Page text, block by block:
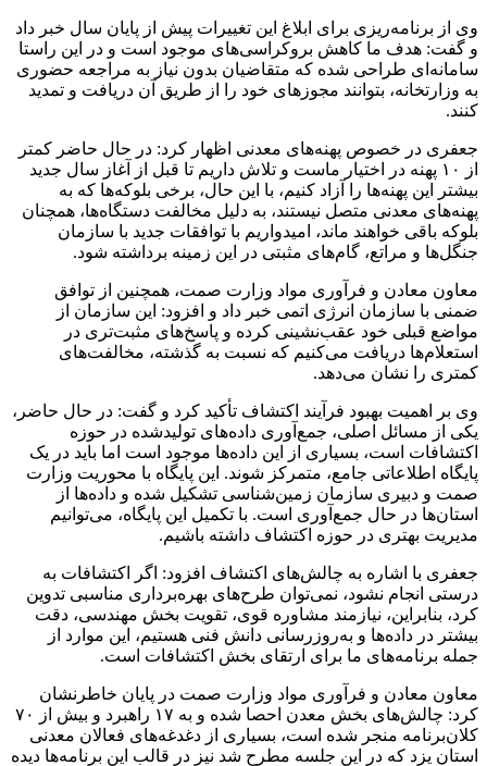
وی از برنامه‌ریزی برای ابلاغ این تغییرات پیش از پایان سال خبر داد
و گفت: هدف ما کاهش بروکراسی‌های موجود است و در این راستا
سامانه‌ای طراحی شده که متقاضیان بدون نیاز به مراجعه حضوری
به وزارتخانه، بتوانند مجوزهای خود را از طریق آن دریافت و تمدید
کنند.
جعفری در خصوص پهنه‌های معدنی اظهار کرد: در حال حاضر کمتر
از ۱۰ پهنه در اختیار ماست و تلاش داریم تا قبل از آغاز سال جدید
بیشتر این پهنه‌ها را آزاد کنیم، با این حال، برخی بلوکه‌ها که به
پهنه‌های معدنی متصل نیستند، به دلیل مخالفت دستگاه‌ها، همچنان
بلوکه باقی خواهند ماند، امیدواریم با توافقات جدید با سازمان
جنگل‌ها و مراتع، گام‌های مثبتی در این زمینه برداشته شود.
معاون معادن و فرآوری مواد وزارت صمت، همچنین از توافق
ضمنی با سازمان انرژی اتمی خبر داد و افزود: این سازمان از
مواضع قبلی خود عقب‌نشینی کرده و پاسخ‌های مثبت‌تری در
استعلام‌ها دریافت می‌کنیم که نسبت به گذشته، مخالفت‌های
کمتری را نشان می‌دهد.
وی بر اهمیت بهبود فرآیند اکتشاف تأکید کرد و گفت: در حال حاضر،
یکی از مسائل اصلی، جمع‌آوری داده‌های تولیدشده در حوزه
اکتشافات است، بسیاری از این داده‌ها موجود است اما باید در یک
پایگاه اطلاعاتی جامع، متمرکز شوند. این پایگاه با محوریت وزارت
صمت و دبیری سازمان زمین‌شناسی تشکیل شده و داده‌ها از
استان‌ها در حال جمع‌آوری است. با تکمیل این پایگاه، می‌توانیم
مدیریت بهتری در حوزه اکتشاف داشته باشیم.
جعفری با اشاره به چالش‌های اکتشاف افزود: اگر اکتشافات به
درستی انجام نشود، نمی‌توان طرح‌های بهره‌برداری مناسبی تدوین
کرد، بنابراین، نیازمند مشاوره قوی، تقویت بخش مهندسی، دقت
بیشتر در داده‌ها و به‌روزرسانی دانش فنی هستیم، این موارد از
جمله برنامه‌های ما برای ارتقای بخش اکتشافات است.
معاون معادن و فرآوری مواد وزارت صمت در پایان خاطرنشان
کرد: چالش‌های بخش معدن احصا شده و به ۱۷ راهبرد و بیش از ۷۰
کلان‌برنامه منجر شده است، بسیاری از دغدغه‌های فعالان معدنی
استان یزد که در این جلسه مطرح شد نیز در قالب این برنامه‌ها دیده